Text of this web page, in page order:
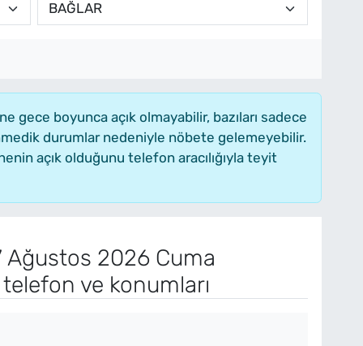
gece boyunca açık olmayabilir, bazıları sadece
durumlar nedeniyle nöbete gelemeyebilir.
açık olduğunu telefon aracılığıyla teyit
2026 Cuma
ve konumları